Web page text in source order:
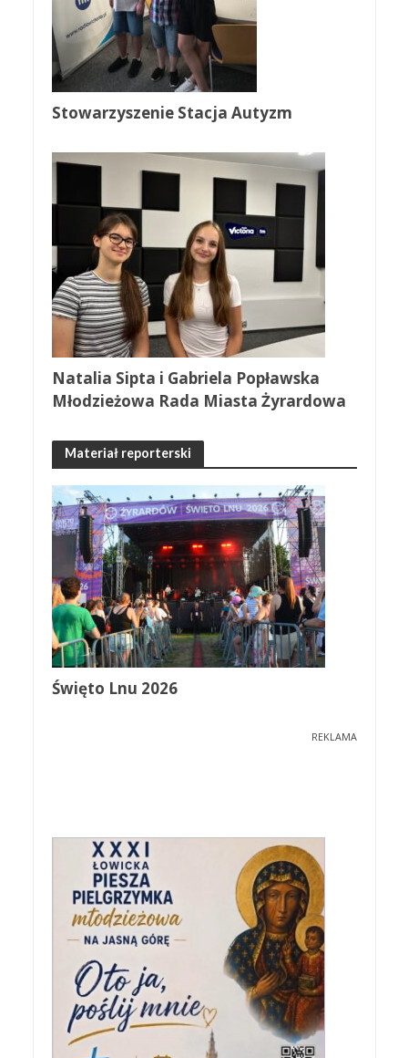
Stowarzyszenie Stacja Autyzm
Natalia Sipta i Gabriela Popławska
Młodzieżowa Rada Miasta Żyrardowa
Materiał reporterski
Święto Lnu 2026
REKLAMA